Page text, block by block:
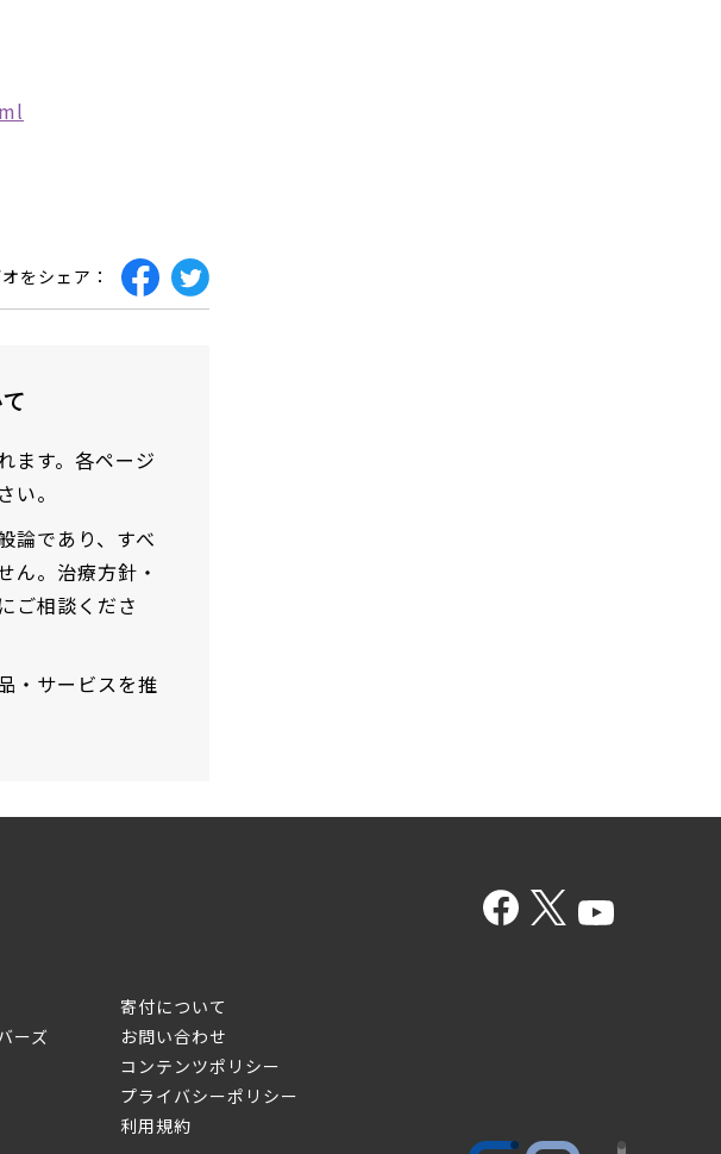
をシェア：
ます。各ページ
。
論であり、すべ
ん。治療方針・
ご相談くださ
・サービスを推
ーズ
寄付について
お問い合わせ
コンテンツポリシー
プライバシーポリシー
利用規約